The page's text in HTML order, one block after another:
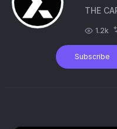
THE
1.2k
Subscribe